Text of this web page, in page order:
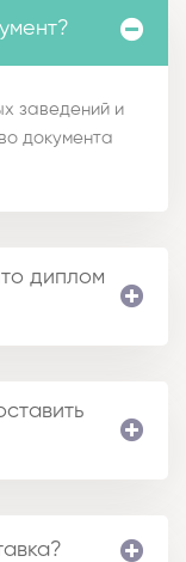
заведений и
документа
диплом